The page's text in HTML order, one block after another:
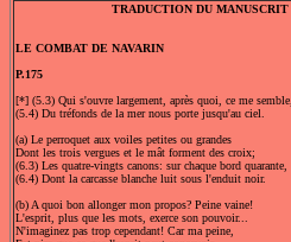
TRADUCTION DU MANUSCRIT
LE COMBAT DE NAVARIN
P.175
[*] (5.3) Qui s'ouvre largement, après quoi, ce me semble,
(5.4) Du tréfonds de la mer nous porte jusqu'au ciel.
(a) Le perroquet aux voiles petites ou grandes
Dont les trois vergues et le mât forment des croix;
(6.3) Les quatre-vingts canons: sur chaque bord quarante,
(6.4) Dont la carcasse blanche luit sous l'enduit noir.
(b) A quoi bon allonger mon propos? Peine vaine!
L'esprit, plus que les mots, exerce son pouvoir...
N'imaginez pas trop cependant! Car ma peine,